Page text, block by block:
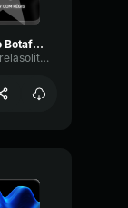
Hino do Botafogo Globo RJ
canalestrelasolitaria